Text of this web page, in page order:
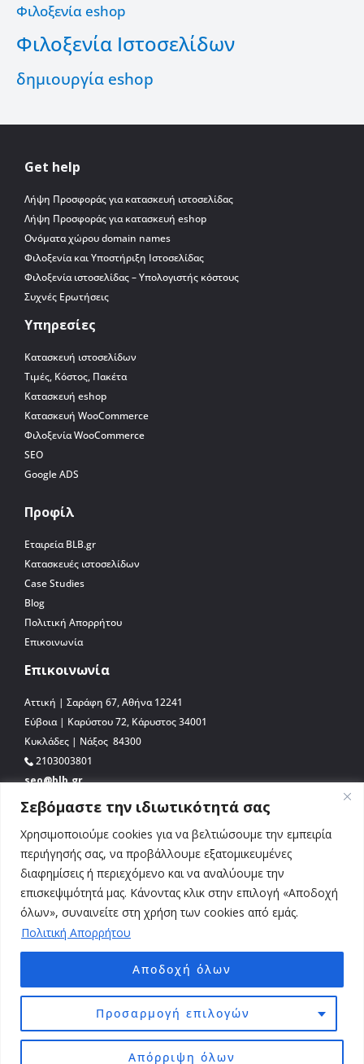
Σεβόμαστε την ιδιωτικότητά σας
Χρησιμοποιούμε cookies για να βελτιώσουμε την εμπειρία
περιήγησής σας, να προβάλλουμε εξατομικευμένες
διαφημίσεις ή περιεχόμενο και να αναλύουμε την
επισκεψιμότητά μας. Κάνοντας κλικ στην επιλογή «Αποδοχή
όλων», συναινείτε στη χρήση των cookies από εμάς.
Πολιτική Απορρήτου
Προσαρμογή επιλογών
Απόρριψη όλων
Αποδοχή όλων
Φιλοξενία eshop
Φιλοξενία Ιστοσελίδων
δημιουργία eshop
Get help
Λήψη Προσφοράς για κατασκευή ιστοσελίδας
Λήψη Προσφοράς για κατασκευή eshop
Ονόματα χώρου domain names
Φιλοξενία και Υποστήριξη Ιστοσελίδας
Φιλοξενία ιστοσελίδας – Υπολογιστής κόστους
Συχνές Ερωτήσεις
Υπηρεσίες
Κατασκευή ιστοσελίδων
Τιμές, Κόστος, Πακέτα
Κατασκευή eshop
Κατασκευή WooCommerce
Φιλοξενία WooCommerce
SEO
Google ADS
Προφίλ
Εταιρεία BLB.gr
Κατασκευές ιστοσελίδων
Case Studies
Blog
Πολιτική Απορρήτου
Επικοινωνία
Επικοινωνία
Αττική | Σαράφη 67, Αθήνα 12241
Εύβοια | Καρύστου 72, Κάρυστος 34001
Κυκλάδες | Νάξος 84300
2103003801
seo@blb.gr
ολική, μερική ή περιληπτική ή κατά παράφραση ή διασκευή ή απόδοση του
περιεχομένου του παρόντος διαδικτυακού τόπου με οποιονδήποτε τρόπο,
ηλεκτρονικό, μηχανικό, φωτοτυπικό ή άλλο, χωρίς ενεργό σύνδεσμο επιστροφής
προς την σχετική σελίδα www.blb.gr